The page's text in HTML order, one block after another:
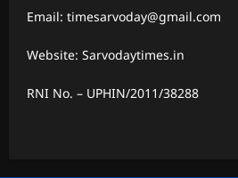
Email: timesarvoday@gmail.com
Website: Sarvodaytimes.in
RNI No. – UPHIN/2011/38288